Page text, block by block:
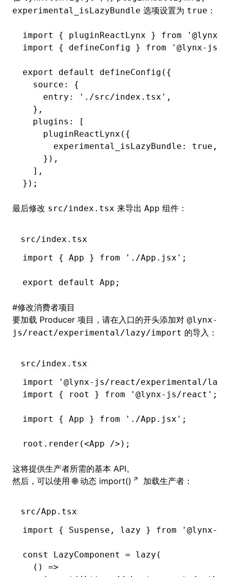
experimental_isLazyBundle 选项设置为 true ：
import { pluginReactLynx } from '@lynx-
import
{ defineConfig } from '@lynx-js/
export default defineConfig ({
  source
:
{
    entry
: './src/index.tsx' ,
  }
,
  plugins
:
[
    pluginReactLynx
({
      experimental_isLazyBundle
: true ,
    })
,
  ]
,
});
最后修改 src/index.tsx 来导出 App 组件：
src/index.tsx
import
{ App } from './App.jsx' ;
export default App;
#修改消费者项目
要加载 Producer 项目，请在入口的开头添加对 @lynx-
js/react/experimental/lazy/import 的导入：
src/index.tsx
import
'@lynx-js/react/experimental/
import
{ root } from '@lynx-js/react' ;
import { App } from './App.jsx' ;
root .render (<App />);
这将提供生产者所需的基本 API。
然后，可以使用
动态 import() 加载生产者：
src/App.tsx
import
{ Suspense , lazy } from '@lynx-
const LazyComponent = lazy (
  ()
=>